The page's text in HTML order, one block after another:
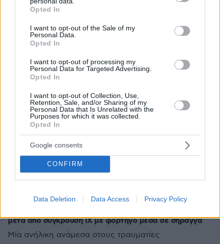
grant or deny consent to Google and its third-party tags to
use your data for below specified purposes in below Google
consent section.
Opted In
I want to opt-out of the Sale of my
Personal Data.
Opted In
I want to opt-out of processing my
Personal Data for Targeted Advertising.
Opted In
I want to opt-out of Collection, Use,
Retention, Sale, and/or Sharing of my
Personal Data that Is Unrelated with the
Purposes for which it was collected.
Opted In
Google consents
CONFIRM
Data Deletion Data Access Privacy Policy
μετά από σύγκρουση ΙΧ με φορτηγό μέσα σε σήραγγα
Μία ανήλικη ανάμεσα στους τραυματίες
15.07.2025, 19:07